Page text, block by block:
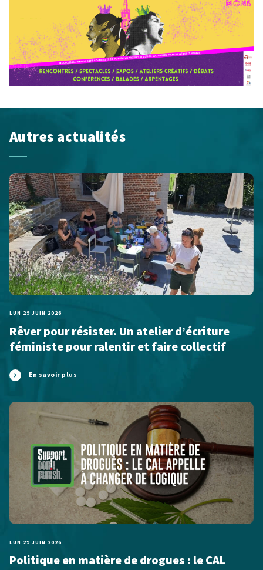
Autres actualités
LUN 29 JUIN 2026
Rêver pour résister. Un atelier d’écriture
féministe pour ralentir et faire collectif
En savoir plus
LUN 29 JUIN 2026
Politique en matière de drogues : le CAL